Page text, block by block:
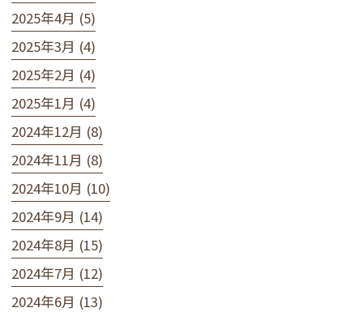
2025年4月 (5)
2025年3月 (4)
2025年2月 (4)
2025年1月 (4)
2024年12月 (8)
2024年11月 (8)
2024年10月 (10)
2024年9月 (14)
2024年8月 (15)
2024年7月 (12)
2024年6月 (13)